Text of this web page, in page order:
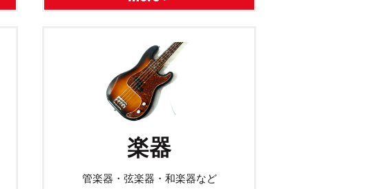
楽器
管楽器・弦楽器・和楽器など